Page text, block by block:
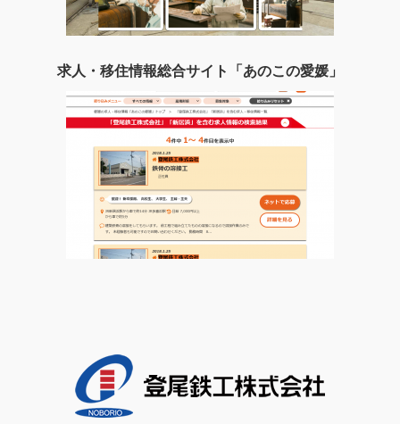
求人・移住情報総合サイト「あのこの愛媛」